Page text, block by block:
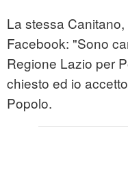
La stessa
Facebook: "Sono
Regione Lazio per
chiesto ed io
Popolo.